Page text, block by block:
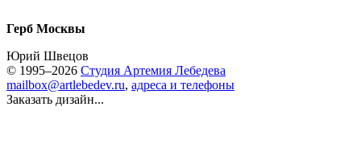
Герб Москвы
Юрий Швецов
© 1995–2026 Студия Артемия Лебедева
mailbox@artlebedev.ru, адреса и телефоны
Заказать дизайн...